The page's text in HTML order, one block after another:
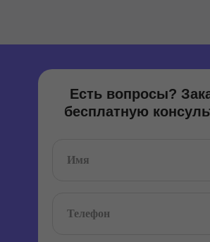
Есть вопросы?
бесплатную